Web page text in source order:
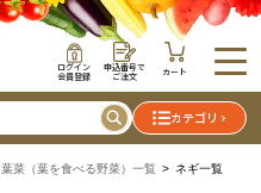
ログイン
会員登録
申込番号で
ご注文 カート
カテゴリ
葉菜（葉を食べる野菜）一覧 > ネギ一覧